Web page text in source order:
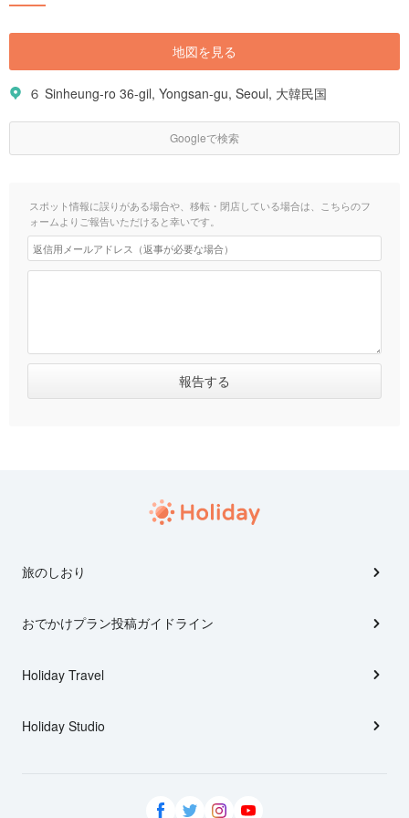
地図を見る
６ Sinheung-ro 36-gil, Yongsan-gu, Seoul, 大韓民国
Googleで検索
スポット情報に誤りがある場合や、移転・閉店している場合は、こちらのフ
ォームよりご報告いただけると幸いです。
旅のしおり
おでかけプラン投稿ガイドライン
Holiday Travel
Holiday Studio